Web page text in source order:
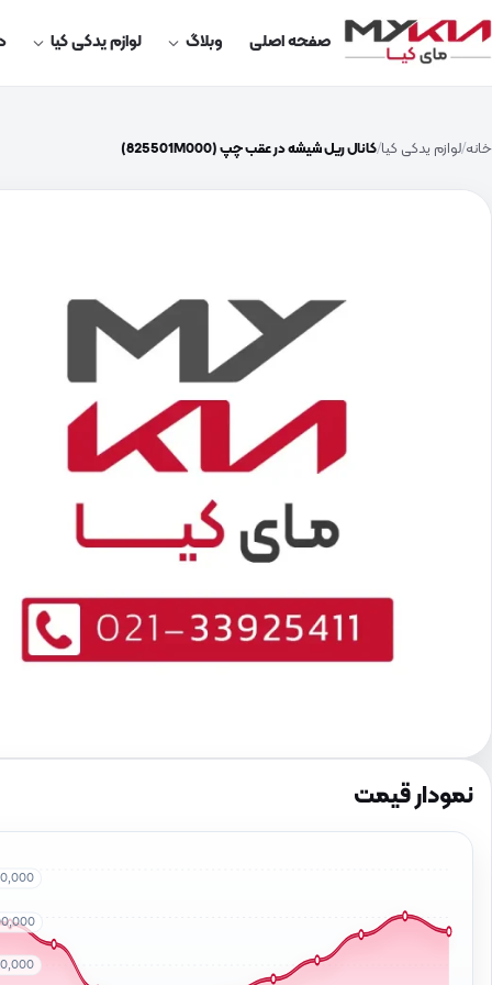
صفحه اصلی وبلاگ لوازم یدکی کیا
خانه لوازم یدکی کیا کانال ریل شیشه در عقب چپ (825501M000)
نمودار قیمت